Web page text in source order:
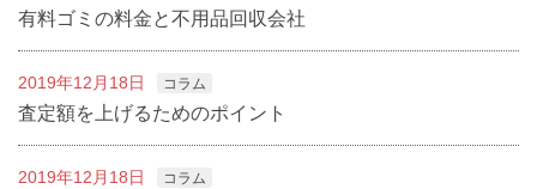
有料ゴミの料金と不用品回収会社
2019年12月18日 コラム
査定額を上げるためのポイント
2019年12月18日 コラム